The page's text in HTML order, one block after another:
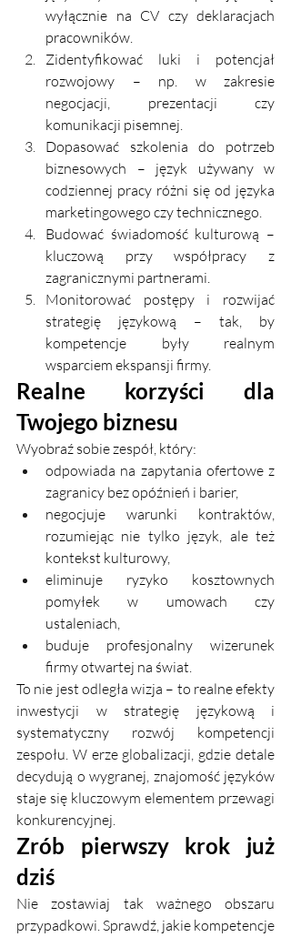
wyłącznie na CV czy deklaracjach
pracowników.
Zidentyfikować luki i potencjał
rozwojowy – np. w zakresie
negocjacji, prezentacji czy
komunikacji pisemnej.
Dopasować szkolenia do potrzeb
biznesowych – język używany w
codziennej pracy różni się od języka
marketingowego czy technicznego.
Budować świadomość kulturową –
kluczową przy współpracy z
zagranicznymi partnerami.
Monitorować postępy i rozwijać
strategię językową – tak, by
kompetencje były realnym
wsparciem ekspansji firmy.
Realne korzyści dla
Twojego biznesu
Wyobraź sobie zespół, który:
odpowiada na zapytania ofertowe z
zagranicy bez opóźnień i barier,
negocjuje warunki kontraktów,
rozumiejąc nie tylko język, ale też
kontekst kulturowy,
eliminuje ryzyko kosztownych
pomyłek w umowach czy
ustaleniach,
buduje profesjonalny wizerunek
firmy otwartej na świat.
To nie jest odległa wizja – to realne efekty
inwestycji w strategię językową i
systematyczny rozwój kompetencji
zespołu. W erze globalizacji, gdzie detale
decydują o wygranej, znajomość języków
staje się kluczowym elementem przewagi
konkurencyjnej.
Zrób pierwszy krok już
dziś
Nie zostawiaj tak ważnego obszaru
przypadkowi. Sprawdź, jakie kompetencje